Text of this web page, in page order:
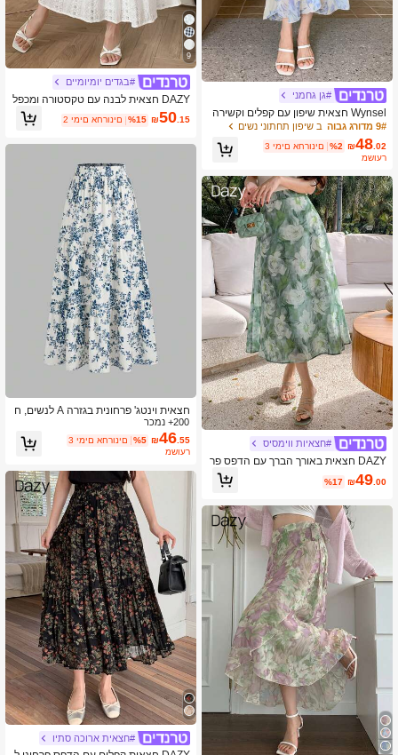
#גן גחמני
Wynsel חצאית שיפון עם קפלים וקשירה
לקיץ אלגנטית לנשים, תלבושות חופשה,
פסחא בוהו
9# מדורג גבוה ב שיפון תחתוני נשים
₪48.02
%2
3 ימים אחרונים
משוער
#חצאיות ווימסיס
DAZY חצאית באורך הברך עם הדפס פר
חוני לנשים, קיץ לחופשה, פסחא, בוהו
₪49.00
%17
9
#בגדים יומיומיים
DAZY חצאית לבנה עם טקסטורה ומכפל
ת, חופשת קיץ לנשים
₪50.15
%15 2 ימים אחרונים
חצאית וינטג' פרחונית בגזרה A לנשים, ח
ופשת חוף קז'ואל אופנתית, חופשת אביב/
קיץ לבנה
200+ נמכר
₪46.55
%5
3 ימים אחרונים
משוער
#חצאית ארוכה סתיו